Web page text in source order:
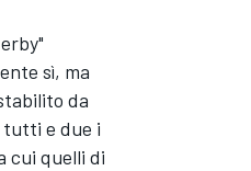
sì, ma
da
tutti e due i
cui quelli di